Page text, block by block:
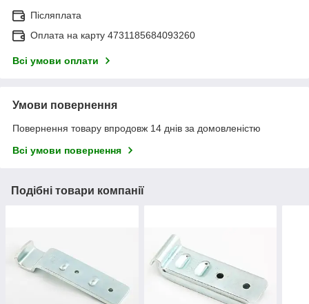
Післяплата
Оплата на карту 4731185684093260
Всі умови оплати
Умови повернення
Повернення товару впродовж 14 днів за домовленістю
Всі умови повернення
Подібні товари компанії